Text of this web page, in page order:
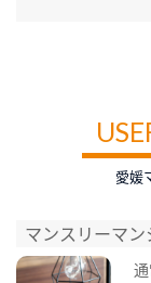
愛媛
マンスリーマン